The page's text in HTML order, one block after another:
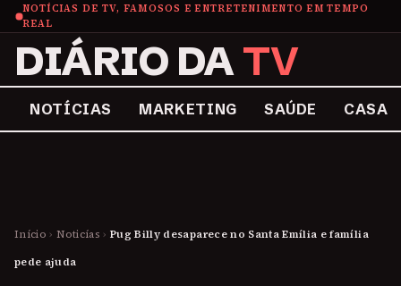
NOTÍCIAS DE TV, FAMOSOS E ENTRETENIMENTO EM TEMPO
REAL
DIÁRIO DATV
NOTÍCIAS MARKETING SAÚDE CASA
Início › Noticías › Pug Billy desaparece no Santa Emília e família
pede ajuda